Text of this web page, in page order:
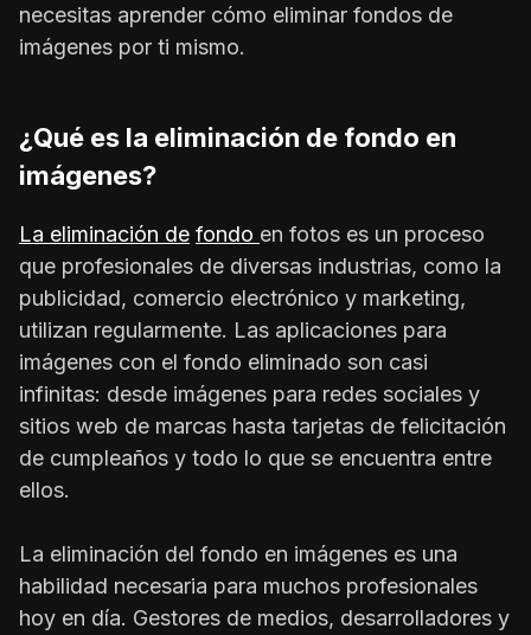
necesitas aprender cómo eliminar fondos de
imágenes por ti mismo.
¿Qué es la eliminación de fondo en
imágenes?
La eliminación de fondo en fotos es un proceso
que profesionales de diversas industrias, como la
publicidad, comercio electrónico y marketing,
utilizan regularmente. Las aplicaciones para
imágenes con el fondo eliminado son casi
infinitas: desde imágenes para redes sociales y
sitios web de marcas hasta tarjetas de felicitación
de cumpleaños y todo lo que se encuentra entre
ellos.
La eliminación del fondo en imágenes es una
habilidad necesaria para muchos profesionales
hoy en día. Gestores de medios, desarrolladores y